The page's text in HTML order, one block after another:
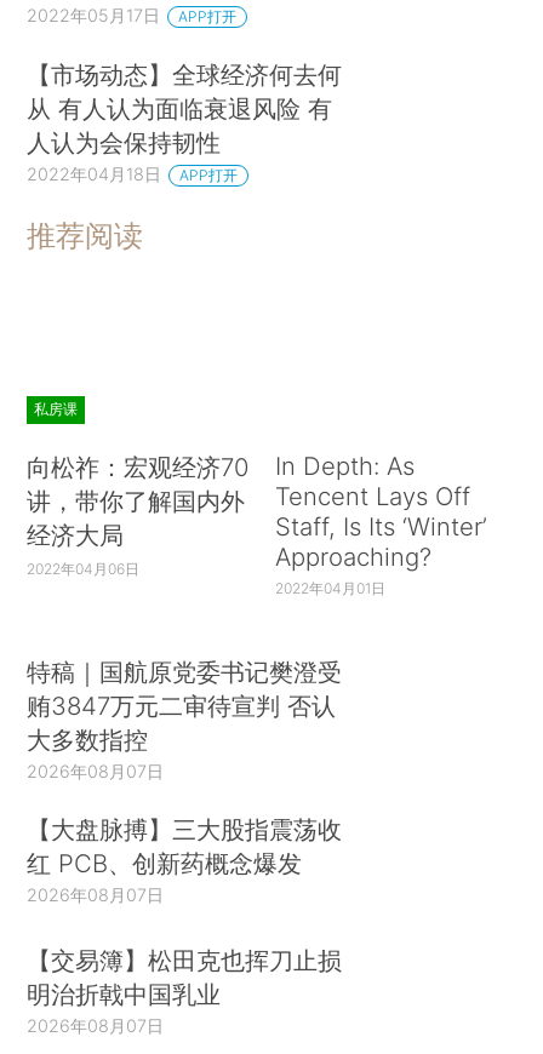
2022年05月17日 APP打开
【市场动态】全球经济何去何
从 有人认为面临衰退风险 有
人认为会保持韧性
2022年04月18日 APP打开
推荐阅读
私房课
向松祚：宏观经济70
讲，带你了解国内外
经济大局
2022年04月06日
In Depth: As
Tencent Lays Off
Staff, Is Its ‘Winter’
Approaching?
2022年04月01日
特稿｜国航原党委书记樊澄受
贿3847万元二审待宣判 否认
大多数指控
2026年08月07日
【大盘脉搏】三大股指震荡收
红 PCB、创新药概念爆发
2026年08月07日
【交易簿】松田克也挥刀止损
明治折戟中国乳业
2026年08月07日